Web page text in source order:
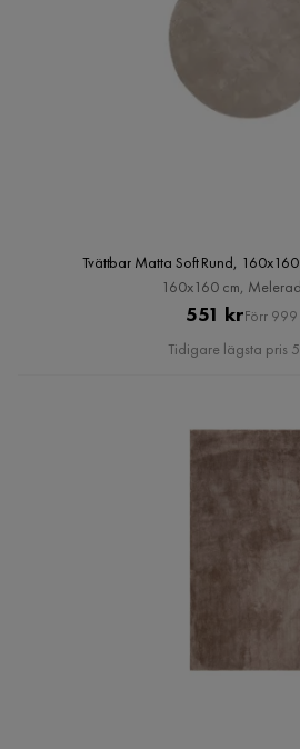
Tvättbar Matta Soft Rund,
160x160 cm,
Pris
551 kr
Pris
Förr
Tidigare lägsta pris